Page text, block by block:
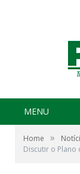
MENU
Home »
Discutir o Plano